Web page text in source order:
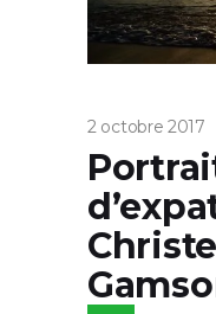
2 octobre 2017